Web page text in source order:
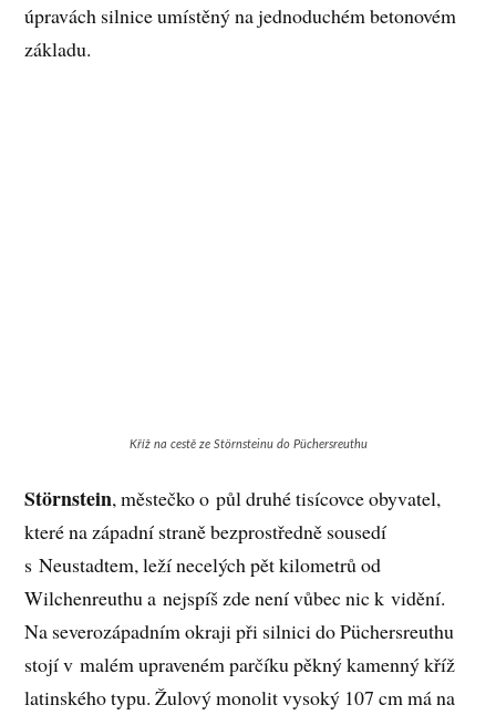
úpravách silnice umístěný na jednoduchém betonovém
základu.
Kříž na cestě ze Störnsteinu do Püchersreuthu
Störnstein, městečko o půl druhé tisícovce obyvatel,
které na západní straně bezprostředně sousedí
s Neustadtem, leží necelých pět kilometrů od
Wilchenreuthu a nejspíš zde není vůbec nic k vidění.
Na severozápadním okraji při silnici do Püchersreuthu
stojí v malém upraveném parčíku pěkný kamenný kříž
latinského typu. Žulový monolit vysoký 107 cm má na